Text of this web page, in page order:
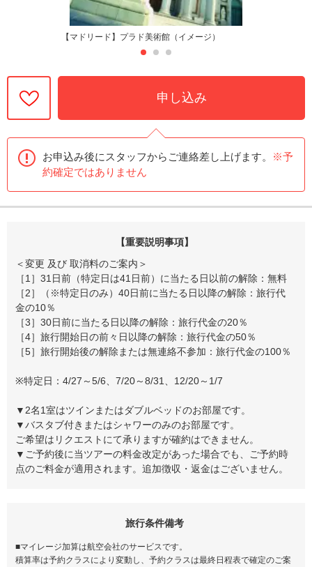
【マドリード】プラド美術館（イメージ）
申し込み
お申込み後にスタッフからご連絡差し上げます。
※予
約確定ではありません
【重要説明事項】
＜変更 及び 取消料のご案内＞
［1］31日前（特定日は41日前）に当たる日以前の解除：無料
［2］（※特定日のみ）40日前に当たる日以降の解除：旅行代
金の10％
［3］30日前に当たる日以降の解除：旅行代金の20％
［4］旅行開始日の前々日以降の解除：旅行代金の50％
［5］旅行開始後の解除または無連絡不参加：旅行代金の100％
※特定日：4/27～5/6、7/20～8/31、12/20～1/7
▼2名1室はツインまたはダブルベッドのお部屋です。
▼バスタブ付きまたはシャワーのみのお部屋です。
ご希望はリクエストにて承りますが確約はできません。
▼ご予約後に当ツアーの料金改定があった場合でも、ご予約時
点のご料金が適用されます。追加徴収・返金はございません。
旅行条件備考
■マイレージ加算は航空会社のサービスです。
積算率は予約クラスにより変動し、予約クラスは最終日程表で確定のご案